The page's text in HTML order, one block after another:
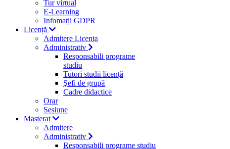
Tur virtual
E-Learning
Infomații GDPR
Licență
Admitere Licenta
Administrativ
Responsabili programe
studiu
Tutori studii licență
Şefi de grupă
Cadre didactice
Orar
Sesiune
Masterat
Admitere
Administrativ
Responsabili programe studiu